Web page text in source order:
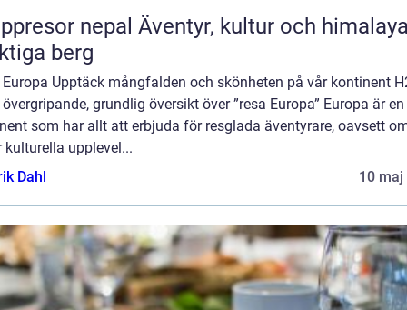
nepal Äventyr, kultur och himalayas
berg
Europa Upptäck mångfalden och skönheten på vår kontinent
övergripande, grundlig översikt över ”resa Europa” Europa är en
som har allt att erbjuda för resglada äventyrare, oavsett
kulturella upplevel...
Dahl
10 maj